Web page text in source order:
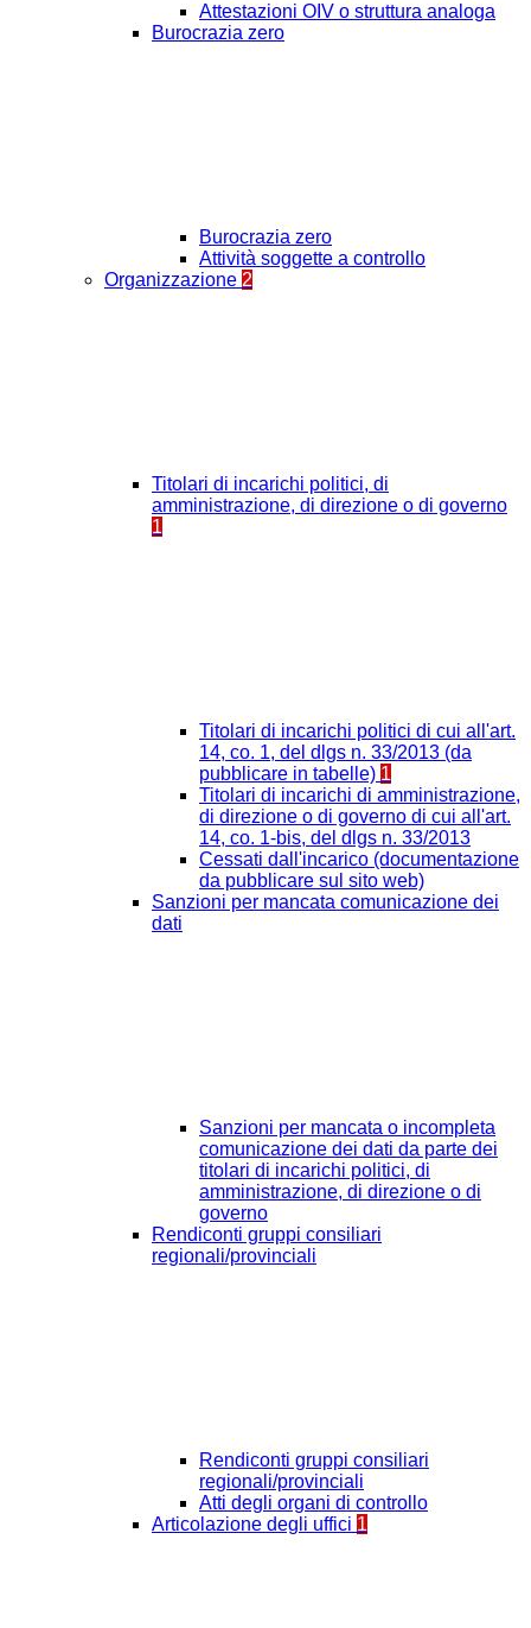
Attestazioni OIV o struttura analoga
Burocrazia zero
Burocrazia zero
Attività soggette a controllo
Organizzazione 2
Titolari di incarichi politici, di
amministrazione, di direzione o di governo
1
Titolari di incarichi politici di cui all'art.
14, co. 1, del dlgs n. 33/2013 (da
pubblicare in tabelle) 1
Titolari di incarichi di amministrazione,
di direzione o di governo di cui all'art.
14, co. 1-bis, del dlgs n. 33/2013
Cessati dall'incarico (documentazione
da pubblicare sul sito web)
Sanzioni per mancata comunicazione dei
dati
Sanzioni per mancata o incompleta
comunicazione dei dati da parte dei
titolari di incarichi politici, di
amministrazione, di direzione o di
governo
Rendiconti gruppi consiliari
regionali/provinciali
Rendiconti gruppi consiliari
regionali/provinciali
Atti degli organi di controllo
Articolazione degli uffici 1